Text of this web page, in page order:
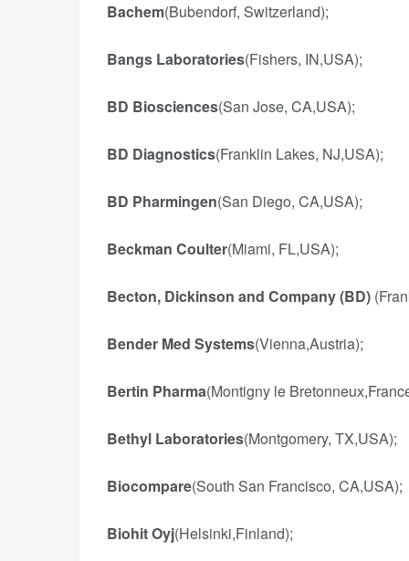
Bachem(Bubendorf, Switzerland);
Bangs Laboratories(Fishers, IN,USA);
BD Biosciences(San Jose, CA,USA);
BD Diagnostics(Franklin Lakes, NJ,USA);
BD Pharmingen(San Diego, CA,USA);
Beckman Coulter(Miami, FL,USA);
Becton, Dickinson and Company (BD)
Bender Med Systems(Vienna,Austria);
Bertin Pharma(Montigny le
Bethyl Laboratories(Montgomery, TX,USA);
Biocompare(South San Francisco, CA,USA);
Biohit Oyj(Helsinki,Finland);